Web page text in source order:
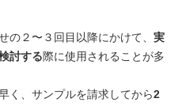
の２〜３回目以降にかけて、 実
討する際に使用されることが多
く、サンプルを請求してから2